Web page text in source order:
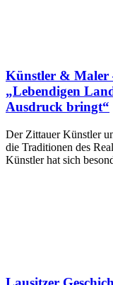
Künstler & Maler
„Lebendigen
Ausdruck bringt“
Der Zittauer Künstler
die Traditionen des
Künstler hat sich